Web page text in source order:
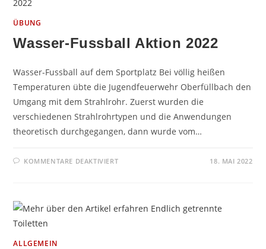
ÜBUNG
Wasser-Fussball Aktion 2022
Wasser-Fussball auf dem Sportplatz Bei völlig heißen
Temperaturen übte die Jugendfeuerwehr Oberfüllbach den
Umgang mit dem Strahlrohr. Zuerst wurden die
verschiedenen Strahlrohrtypen und die Anwendungen
theoretisch durchgegangen, dann wurde vom…
KOMMENTARE DEAKTIVIERTFÜR 18. MAI 2022
ALLGEMEIN